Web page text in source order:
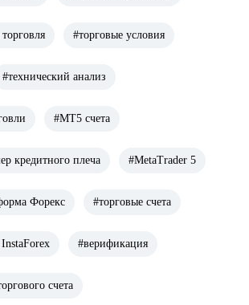
#торговые условия
#технический анализ
#МТ5 счета
кредитного плеча #MetaTrader 5
Форекс #торговые счета
#верификация
счета